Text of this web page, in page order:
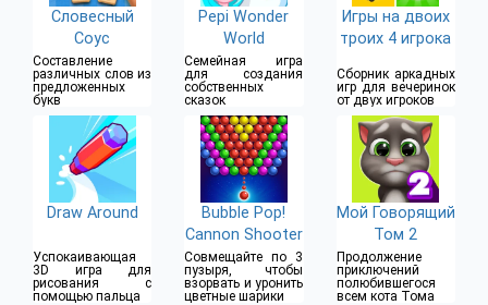
Словесный
Соус
Составление
различных слов из
предложенных
букв
Pepi Wonder
World
Семейная игра
для создания
собственных
сказок
Игры на двоих
троих 4 игрока
Сборник аркадных
игр для вечеринок
от двух игроков
Draw Around
Успокаивающая
3D игра для
рисования с
помощью пальца
Bubble Pop!
Cannon Shooter
Совмещайте по 3
пузыря, чтобы
взорвать и уронить
цветные шарики
Мой Говорящий
Том 2
Продолжение
приключений
полюбившегося
всем кота Тома